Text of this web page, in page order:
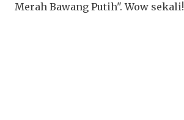
Merah Bawang Putih". Wow sekali!